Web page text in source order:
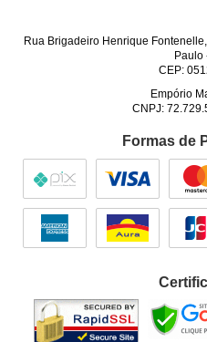
Rua Brigadeiro Henrique
Paulo
CEP:
Empório
CNPJ:
Formas de